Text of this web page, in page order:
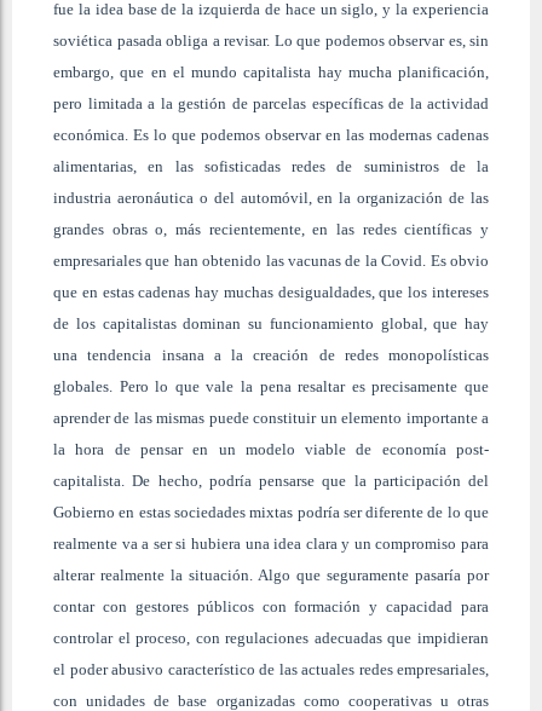
fue la idea base de la izquierda de hace un siglo, y la experiencia
soviética pasada obliga a revisar. Lo que podemos observar es, sin
embargo, que en el mundo capitalista hay mucha planificación,
pero limitada a la gestión de parcelas específicas de la actividad
económica. Es lo que podemos observar en las modernas cadenas
alimentarias, en las sofisticadas redes de suministros de la
industria aeronáutica o del automóvil, en la organización de las
grandes obras o, más recientemente, en las redes científicas y
empresariales que han obtenido las vacunas de la Covid. Es obvio
que en estas cadenas hay muchas desigualdades, que los intereses
de los capitalistas dominan su funcionamiento global, que hay
una tendencia insana a la creación de redes monopolísticas
globales. Pero lo que vale la pena resaltar es precisamente que
aprender de las mismas puede constituir un elemento importante a
la hora de pensar en un modelo viable de economía post-
capitalista. De hecho, podría pensarse que la participación del
Gobierno en estas sociedades mixtas podría ser diferente de lo que
realmente va a ser si hubiera una idea clara y un compromiso para
alterar realmente la situación. Algo que seguramente pasaría por
contar con gestores públicos con formación y capacidad para
controlar el proceso, con regulaciones adecuadas que impidieran
el poder abusivo característico de las actuales redes empresariales,
con unidades de base organizadas como cooperativas u otras